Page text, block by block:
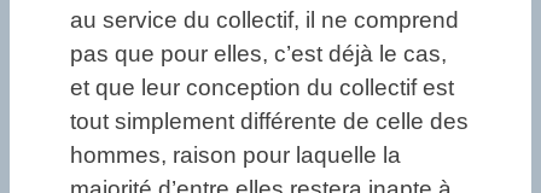
au service du collectif, il ne comprend
pas que pour elles, c’est déjà le cas,
et que leur conception du collectif est
tout simplement différente de celle des
hommes, raison pour laquelle la